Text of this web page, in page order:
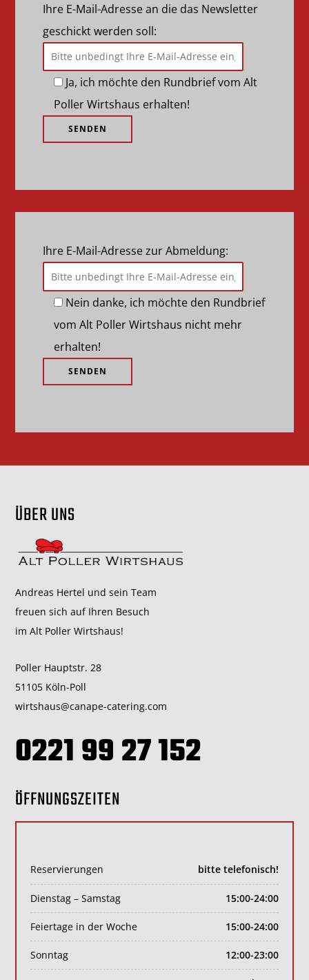
Ihre E-Mail-Adresse an die das Newsletter
geschickt werden soll:
Ja, ich möchte den Rundbrief vom Alt
Poller Wirtshaus erhalten!
Ihre E-Mail-Adresse zur Abmeldung:
Nein danke, ich möchte den Rundbrief
vom Alt Poller Wirtshaus nicht mehr
erhalten!
ÜBER UNS
Andreas Hertel und sein Team
freuen sich auf Ihren Besuch
im Alt Poller Wirtshaus!
Poller Hauptstr. 28
51105 Köln-Poll
wirtshaus@canape-catering.com
0221 99 27 152
ÖFFNUNGSZEITEN
Reservierungen bitte telefonisch!
Dienstag – Samstag 15:00-24:00
Feiertage in der Woche 15:00-24:00
Sonntag 12:00-23:00